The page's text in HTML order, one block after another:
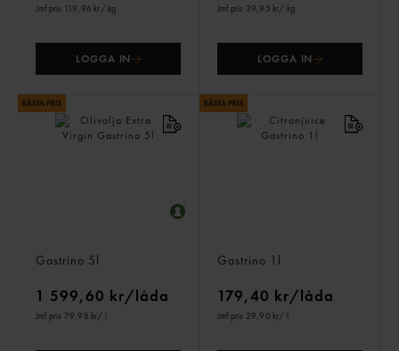
Jmf.pris 119,96 kr/ kg
LOGGA IN
Jmf.pris 39,95 kr/ kg
LOGGA IN
Gastrino 5l
1 599,60 kr/låda
Jmf.pris 79,98 kr/ l
Gastrino 1l
179,40 kr/låda
Jmf.pris 29,90 kr/ l